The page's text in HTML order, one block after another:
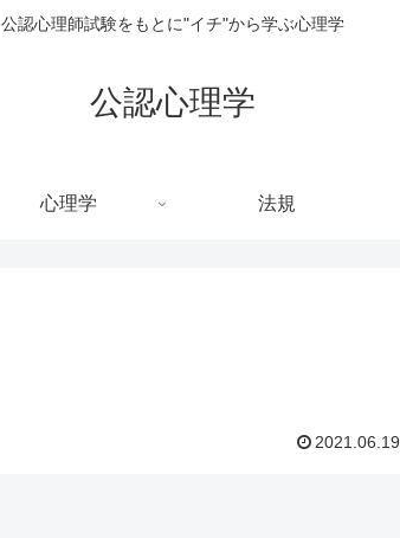
公認心理師試験をもとに"イチ"から学ぶ心理学
公認心理学
心理学 法規
2021.06.19